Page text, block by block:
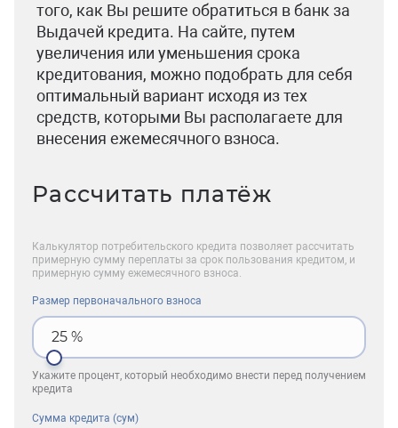
того, как Вы решите обратиться в банк за
Выдачей кредита. На сайте, путем
увеличения или уменьшения срока
кредитования, можно подобрать для себя
оптимальный вариант исходя из тех
средств, которыми Вы располагаете для
внесения ежемесячного взноса.
Рассчитать платёж
Калькулятор потребительского кредита позволяет рассчитать
примерную сумму переплаты за срок пользования кредитом, и
примерную сумму ежемесячного взноса.
Размер первоначального взноса
25 %
Укажите процент, который необходимо внести перед получением
кредита
Сумма кредита (сум)